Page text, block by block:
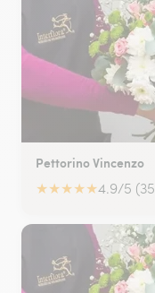
Pettorino Vincenzo
★★★★★4.9/5